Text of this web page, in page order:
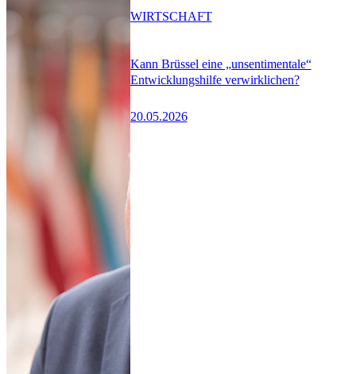
Kann Brüssel eine „unsentimentale“
Entwicklungshilfe verwirklichen?
20.05.2026
WIRTSCHAFT